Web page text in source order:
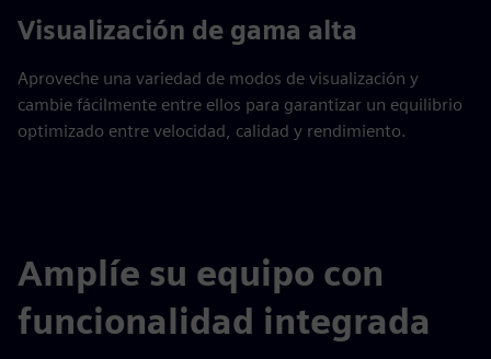
Visualización de gama alta
Aproveche una variedad de modos de visualización y
cambie fácilmente entre ellos para garantizar un equilibrio
optimizado entre velocidad, calidad y rendimiento.
Amplíe su equipo con
funcionalidad integrada